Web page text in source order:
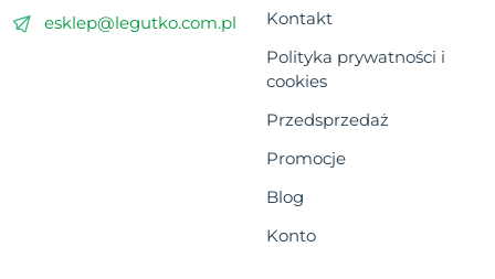
esklep@legutko.com.pl
Kontakt
Polityka prywatności i
cookies
Przedsprzedaż
Promocje
Blog
Konto